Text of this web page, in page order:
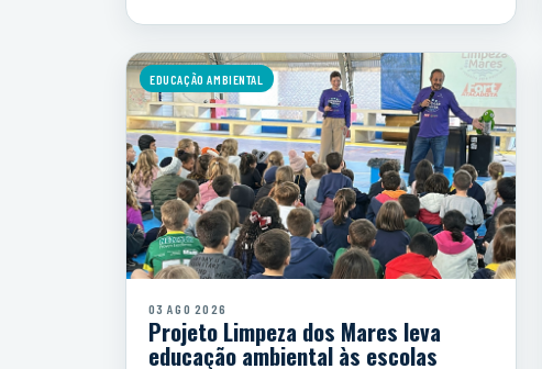
EDUCAÇÃO AMBIENTAL
03 AGO 2026
Projeto Limpeza dos Mares leva
educação ambiental às escolas